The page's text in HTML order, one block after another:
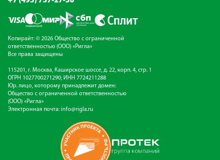
Копирайт: © 2026 Общество с ограниченной
ответственностью (ООО) «Ригла»
Все права защищены
115201, г. Москва, Каширское шоссе, д. 22, корп. 4, стр. 1
ОГРН 1027700271290; ИНН 7724211288
Юр. лицо, которому принадлежит домен:
Общество с ограниченной ответственностью
(ООО) «Ригла»
Электронная почта: info@rigla.ru